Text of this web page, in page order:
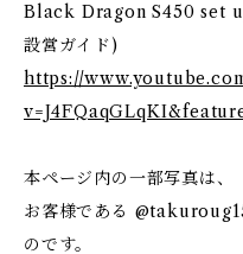
Black Dragon S450 set
設営ガイド)
https://
本ページ内の一部写真は、
お客様である
のです。